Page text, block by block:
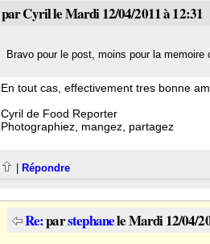
par Cyril le Mardi 12/04/2011 à 12:31
Bravo pour le post, moins pour la memoire
En tout cas, effectivement tres bonne
Cyril de Food Reporter
Photographiez, mangez, partagez
| Répondre
Re:parstephanele Mardi 12/04/